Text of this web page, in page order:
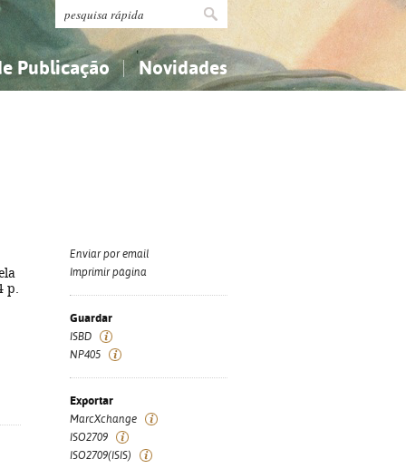
Publicação Novidades
p.
Enviar por email
Imprimir página
Guardar
ISBD
NP405
Exportar
MarcXchange
ISO2709
ISO2709(ISIS)